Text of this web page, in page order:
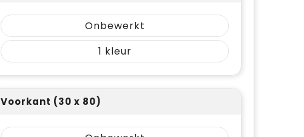
Onbewerkt
1
Voorkant (30 x 80)